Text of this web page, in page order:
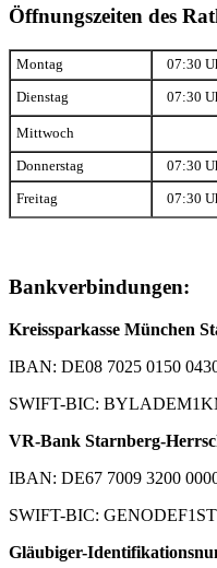
Öffnungszeiten des
Montag 07:30
Dienstag 07:30
Mittwoch
Donnerstag 07:30
Freitag 07:30
Bankverbindungen:
Kreissparkasse München
IBAN: DE08 7025 0150
SWIFT-BIC:
VR-Bank Starnberg-
IBAN: DE67 7009 3200
SWIFT-BIC:
Gläubiger-